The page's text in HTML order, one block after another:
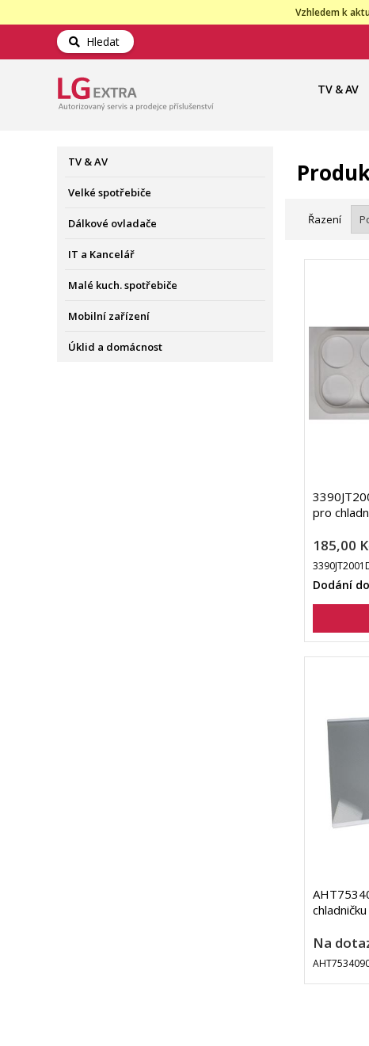
Vzhledem k
Hledat
TV & AV
TV & AV
Velké spotřebiče
Dálkové ovladače
IT a Kancelář
Malé kuch. spotřebiče
Mobilní zařízení
Úklid a domácnost
Řazení
pro
185,00
Dodání
Na